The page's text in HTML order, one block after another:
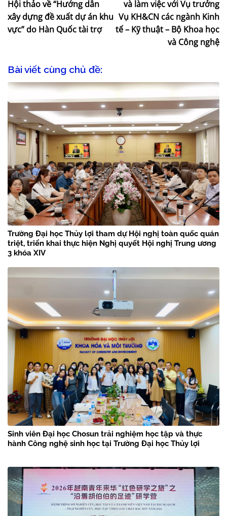
Hội thảo về “Hướng dẫn
xây dựng đề xuất dự án khu
vực” do Hàn Quốc tài trợ
và làm việc với Vụ trưởng
Vụ KH&CN các ngành Kinh
tế – Kỹ thuật – Bộ Khoa học
và Công nghệ
Bài viết cùng chủ đề:
Trường Đại học Thủy lợi tham dự Hội nghị toàn quốc quán
triệt, triển khai thực hiện Nghị quyết Hội nghị Trung ương
3 khóa XIV
Sinh viên Đại học Chosun trải nghiệm học tập và thực
hành Công nghệ sinh học tại Trường Đại học Thủy lợi